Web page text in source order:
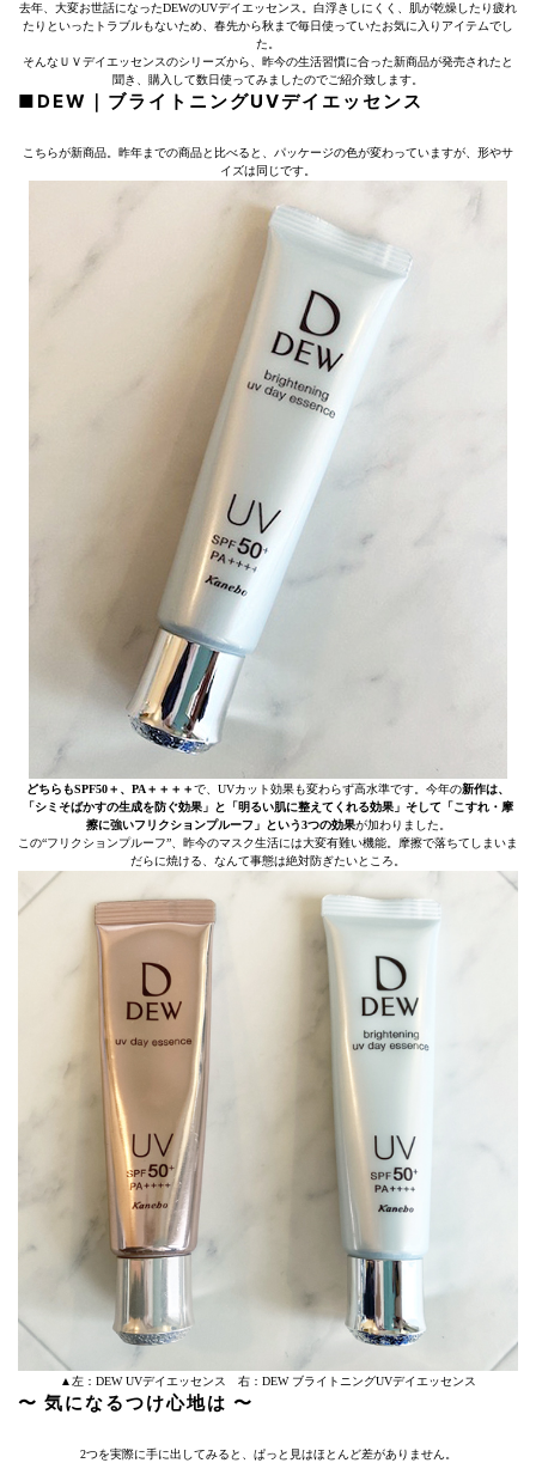
去年、大変お世話になったDEWのUVデイエッセンス。白浮きしにくく、肌が乾燥したり疲れ
たりといったトラブルもないため、春先から秋まで毎日使っていたお気に入りアイテムでし
た。
そんなＵＶデイエッセンスのシリーズから、昨今の生活習慣に合った新商品が発売されたと
聞き、購入して数日使ってみましたのでご紹介致します。
■DEW｜ブライトニングUVデイエッセンス
こちらが新商品。昨年までの商品と比べると、パッケージの色が変わっていますが、形やサ
イズは同じです。
どちらもSPF50＋、PA＋＋＋＋で、UVカット効果も変わらず高水準です。今年の新作は、
「シミそばかすの生成を防ぐ効果」と「明るい肌に整えてくれる効果」そして「こすれ・摩
擦に強いフリクションプルーフ」という3つの効果が加わりました。
この“フリクションプルーフ”、昨今のマスク生活には大変有難い機能。摩擦で落ちてしまいま
だらに焼ける、なんて事態は絶対防ぎたいところ。
▲左：DEW UVデイエッセンス 右：DEW ブライトニングUVデイエッセンス
〜 気になるつけ心地は 〜
2つを実際に手に出してみると、ぱっと見はほとんど差がありません。